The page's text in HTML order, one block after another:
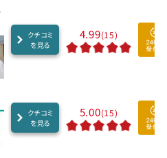
クチコミ
を見る
4.99(15)
クチコミ
を見る
5.00(15)